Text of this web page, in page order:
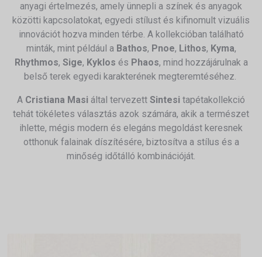
anyagi értelmezés, amely ünnepli a színek és anyagok
közötti kapcsolatokat, egyedi stílust és kifinomult vizuális
innovációt hozva minden térbe. A kollekcióban található
minták, mint például a Bathos, Pnoe, Lithos, Kyma,
Rhythmos, Sige, Kyklos és Phaos, mind hozzájárulnak a
belső terek egyedi karakterének megteremtéséhez.
A Cristiana Masi által tervezett Sintesi tapétakollekció
tehát tökéletes választás azok számára, akik a természet
ihlette, mégis modern és elegáns megoldást keresnek
otthonuk falainak díszítésére, biztosítva a stílus és a
minőség időtálló kombinációját.